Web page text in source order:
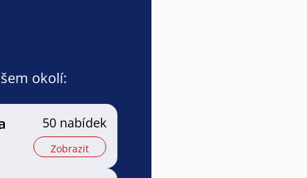
okolí:
50 nabídek
Zobrazit